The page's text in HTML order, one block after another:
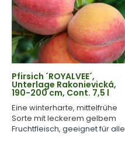
Pfirsich ´ROYALVEE´,
Unterlage Rakonievická,
190-200 cm, Cont. 7,5 l
Eine winterharte, mittelfrühe
Sorte mit leckerem gelbem
Fruchtfleisch, geeignet für alle